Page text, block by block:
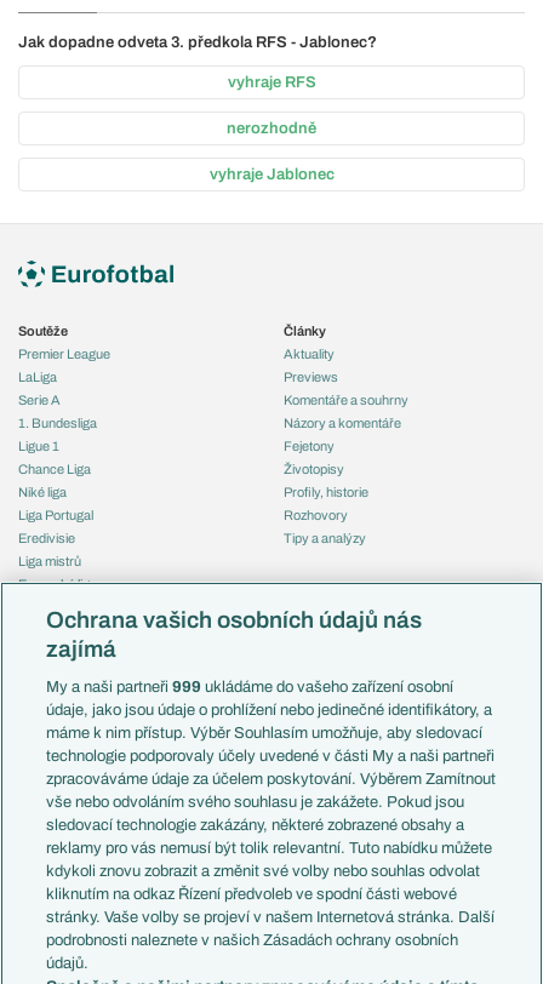
Jak dopadne odveta 3. předkola RFS - Jablonec?
vyhraje RFS
nerozhodně
vyhraje Jablonec
Soutěže
Premier League
LaLiga
Serie A
1. Bundesliga
Ligue 1
Chance Liga
Niké liga
Liga Portugal
Eredivisie
Liga mistrů
Evropská liga
Mistrovství světa
Liga národů
Témata
Představení týmů MS
EuroSkauting
PL v kostce
Evropské koeficienty
Přestupy
Přestupové spekulace
Zranění
Kluby
Arsenal FC
Chelsea FC
Články
Aktuality
Previews
Komentáře a souhrny
Názory a komentáře
Fejetony
Životopisy
Profily, historie
Rozhovory
Tipy a analýzy
Česko
Francie
Itálie
Německo
Španělsko
Argentina
Brazílie
Přestupy
Zápasy
Livescore
Tipovací soutěž
Ochrana vašich osobních údajů nás
zajímá
My a naši partneři999 ukládáme do vašeho zařízení osobní
údaje, jako jsou údaje o prohlížení nebo jedinečné identifikátory, a
máme k nim přístup. Výběr Souhlasím umožňuje, aby sledovací
technologie podporovaly účely uvedené v části My a naši partneři
zpracováváme údaje za účelem poskytování. Výběrem Zamítnout
vše nebo odvoláním svého souhlasu je zakážete. Pokud jsou
sledovací technologie zakázány, některé zobrazené obsahy a
reklamy pro vás nemusí být tolik relevantní. Tuto nabídku můžete
kdykoli znovu zobrazit a změnit své volby nebo souhlas odvolat
kliknutím na odkaz Řízení předvoleb ve spodní části webové
stránky. Vaše volby se projeví v našem Internetová stránka. Další
podrobnosti naleznete v našich Zásadách ochrany osobních
údajů.